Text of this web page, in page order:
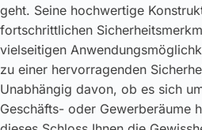
geht. Seine hochwertige
fortschrittlichen
vielseitigen
zu einer hervorragenden
Unabhängig davon, ob es sich
Geschäfts- oder Gewerberäume